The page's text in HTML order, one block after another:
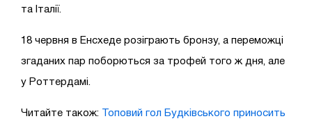
та Італії.
18 червня в Енсхеде розіграють бронзу, а переможці
згаданих пар поборються за трофей того ж дня, але
у Роттердамі.
Читайте також: Топовий гол Будківського приносить